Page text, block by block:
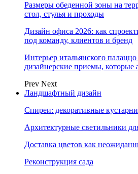
Размеры обеденной зоны на
стол, стулья и проходы
Дизайн офиса 2026: как
под команду, клиентов и бренд
Интерьер итальянского
дизайнерские приемы,
Prev Next
Ландшафтный дизайн
Спиреи: декоративные
Архитектурные светильники
Доставка цветов как
Реконструкция сада